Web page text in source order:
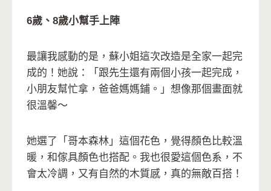
6歲、8歲小幫手上陣
最讓我感動的是，蘇小姐這次改造是全家一起完
成的！她說：「跟先生還有兩個小孩一起完成，
小朋友幫忙拿，爸爸媽媽鋪。」想像那個畫面就
很溫馨～
她選了「哥本森林」這個花色，覺得顏色比較溫
暖，和傢具顏色也搭配。我也很愛這個色系，不
會太冷調，又有自然的木質感，真的無敵百搭！